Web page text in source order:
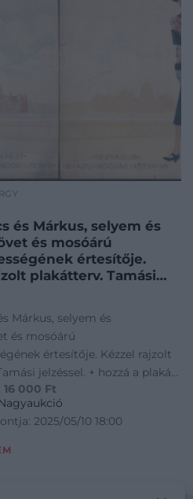
és Márkus, selyem és
és mosóárú
értesítője.
plakátterv. Tamási
aláírásával 20×27 cm
Márkus, selyem és
és mosóárú
értesítője. Kézzel rajzolt
jelzéssel. + hozzá a plakát
a cégtulaj, Márkus
20x27 cm
16 000 Ft
2025/05/10 18:00